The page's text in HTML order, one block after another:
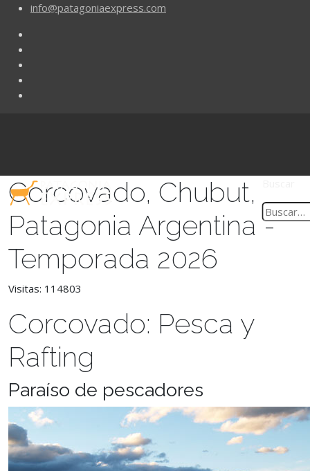
info@patagoniaexpress.com
Corcovado, Chubut,
Patagonia Argentina -
Temporada 2026
Visitas: 114803
Corcovado: Pesca y
Rafting
Paraíso de pescadores